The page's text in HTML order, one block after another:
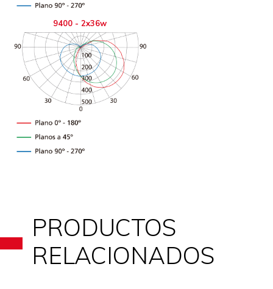
9400 - 2x36w
PRODUCTOS
RELACIONADOS